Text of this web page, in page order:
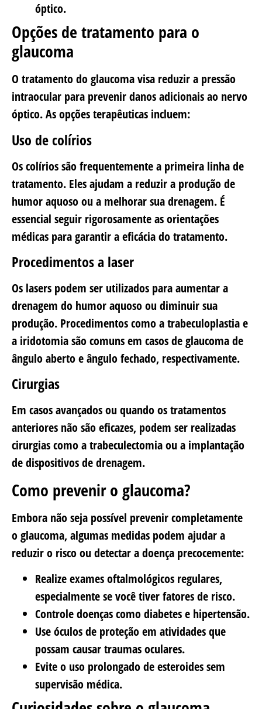
óptico.
Opções de tratamento para o
glaucoma
O tratamento do glaucoma visa reduzir a pressão
intraocular para prevenir danos adicionais ao nervo
óptico. As opções terapêuticas incluem:
Uso de colírios
Os colírios são frequentemente a primeira linha de
tratamento. Eles ajudam a reduzir a produção de
humor aquoso ou a melhorar sua drenagem. É
essencial seguir rigorosamente as orientações
médicas para garantir a eficácia do tratamento.
Procedimentos a laser
Os lasers podem ser utilizados para aumentar a
drenagem do humor aquoso ou diminuir sua
produção. Procedimentos como a trabeculoplastia e
a iridotomia são comuns em casos de glaucoma de
ângulo aberto e ângulo fechado, respectivamente.
Cirurgias
Em casos avançados ou quando os tratamentos
anteriores não são eficazes, podem ser realizadas
cirurgias como a trabeculectomia ou a implantação
de dispositivos de drenagem.
Como prevenir o glaucoma?
Embora não seja possível prevenir completamente
o glaucoma, algumas medidas podem ajudar a
reduzir o risco ou detectar a doença precocemente:
Realize exames oftalmológicos regulares,
especialmente se você tiver fatores de risco.
Controle doenças como diabetes e hipertensão.
Use óculos de proteção em atividades que
possam causar traumas oculares.
Evite o uso prolongado de esteroides sem
supervisão médica.